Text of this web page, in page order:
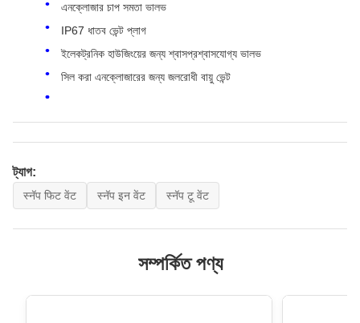
এনক্লোজার চাপ সমতা ভালভ
IP67 ধাতব ভেন্ট প্লাগ
ইলেকট্রনিক হাউজিংয়ের জন্য শ্বাসপ্রশ্বাসযোগ্য ভালভ
সিল করা এনক্লোজারের জন্য জলরোধী বায়ু ভেন্ট
ট্যাগ:
स्नॅप फिट वेंट स्नॅप इन वेंट स्नॅप टू वेंट
সম্পর্কিত পণ্য